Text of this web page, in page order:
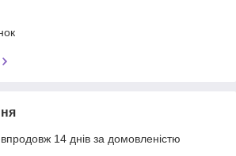
14 днів за домовленістю